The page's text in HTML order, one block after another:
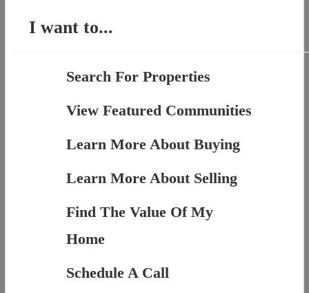
I want to...
Search For Properties
View Featured Communities
Learn More About Buying
Learn More About Selling
Find The Value Of My
Home
Schedule A Call